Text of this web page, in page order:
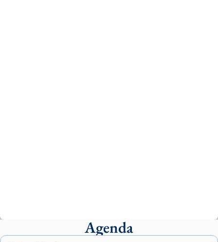
presidit aquest 27 de juliol la missa de Les
Santes de Mataró.Agenda